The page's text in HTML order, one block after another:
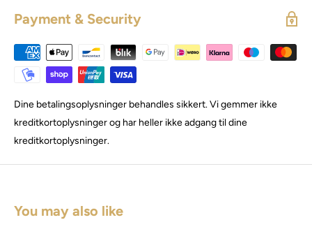
Payment & Security
Dine betalingsoplysninger behandles sikkert. Vi gemmer ikke
kreditkortoplysninger og har heller ikke adgang til dine
kreditkortoplysninger.
You may also like